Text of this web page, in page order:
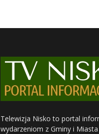
Telewizja Nisko to portal
wydarzeniom z Gminy i